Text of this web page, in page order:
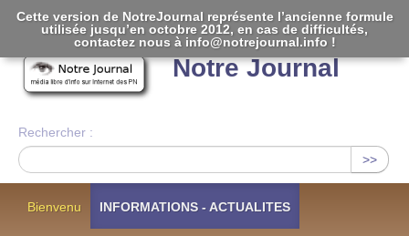
Notre Journal
Rechercher :
>>
Bienvenu INFORMATIONS - ACTUALITES
Cette version de NotreJournal représente l’ancienne formule
utilisée jusqu’en octobre 2012, en cas de difficultés,
contactez nous à info@notrejournal.info !